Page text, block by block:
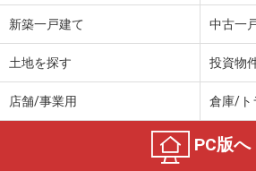
新築一戸建て 中古一
土地を探す 投資物
店舗/事業用 倉庫/ト
PC版へ